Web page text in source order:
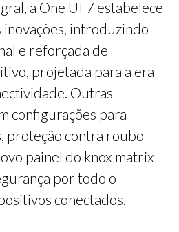
a One UI 7 estabelece
inovações, introduzindo
e reforçada de
projetada para a era
Outras
configurações para
proteção contra roubo
painel do knox matrix
por todo o
conectados.